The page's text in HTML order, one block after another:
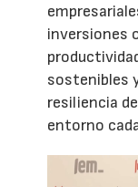
inversiones
sostenibles
resiliencia
entorno